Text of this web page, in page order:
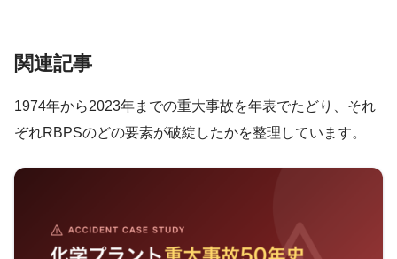
関連記事
1974年から2023年までの重大事故を年表でたどり、それ
ぞれRBPSのどの要素が破綻したかを整理しています。